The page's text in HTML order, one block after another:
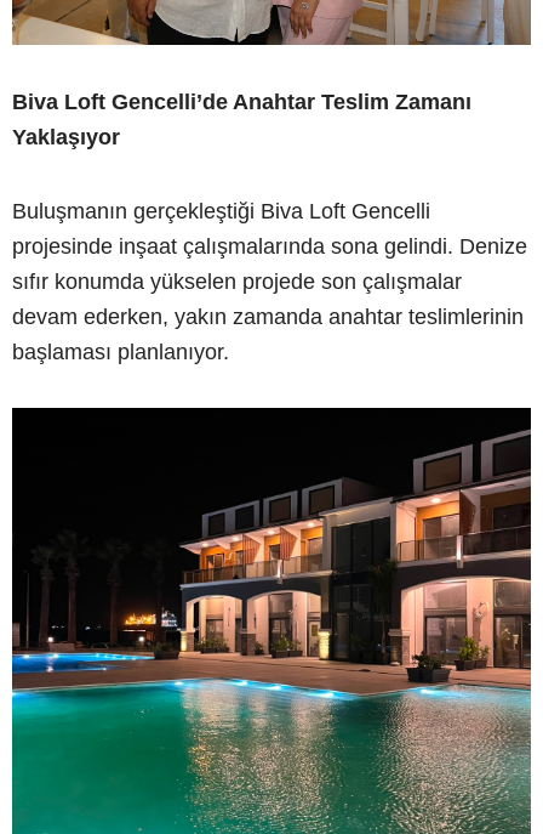
Biva Loft Gencelli’de Anahtar Teslim Zamanı
Yaklaşıyor
Buluşmanın gerçekleştiği Biva Loft Gencelli
projesinde inşaat çalışmalarında sona gelindi. Denize
sıfır konumda yükselen projede son çalışmalar
devam ederken, yakın zamanda anahtar teslimlerinin
başlaması planlanıyor.